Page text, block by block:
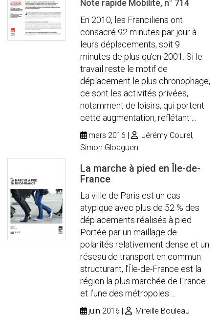
Note rapide Mobilité, n° 714
En 2010, les Franciliens ont
consacré 92 minutes par jour à
leurs déplacements, soit 9
minutes de plus qu’en 2001. Si le
travail reste le motif de
déplacement le plus chronophage,
ce sont les activités privées,
notamment de loisirs, qui portent
cette augmentation, reflétant ...
mars 2016
Jérémy Courel,
Simon Gloaguen
La marche à pied en Île-de-
France
La ville de Paris est un cas
atypique avec plus de 52 % des
déplacements réalisés à pied
Portée par un maillage de
polarités relativement dense et un
réseau de transport en commun
structurant, l’Île-de-France est la
région la plus marchée de France
et l’une des métropoles ...
juin 2016 Mireille Bouleau